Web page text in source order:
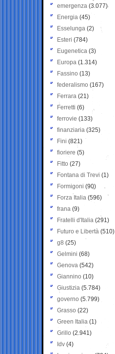
emergenza (3.077)
Energia (45)
Esselunga (2)
Esteri (784)
Eugenetica (3)
Europa (1.314)
Fassino (13)
federalismo (167)
Ferrara (21)
Ferretti (6)
ferrovie (133)
finanziaria (325)
Fini (821)
fioriere (5)
Fitto (27)
Fontana di Trevi (1)
Formigoni (90)
Forza Italia (596)
frana (9)
Fratelli d'Italia (291)
Futuro e Libertà (510)
g8 (25)
Gelmini (68)
Genova (542)
Giannino (10)
Giustizia (5.784)
governo (5.799)
Grasso (22)
Green Italia (1)
Grillo (2.941)
Idv (4)